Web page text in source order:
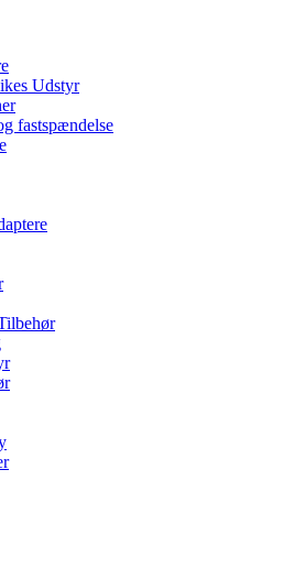
Udstyr
fastspændelse